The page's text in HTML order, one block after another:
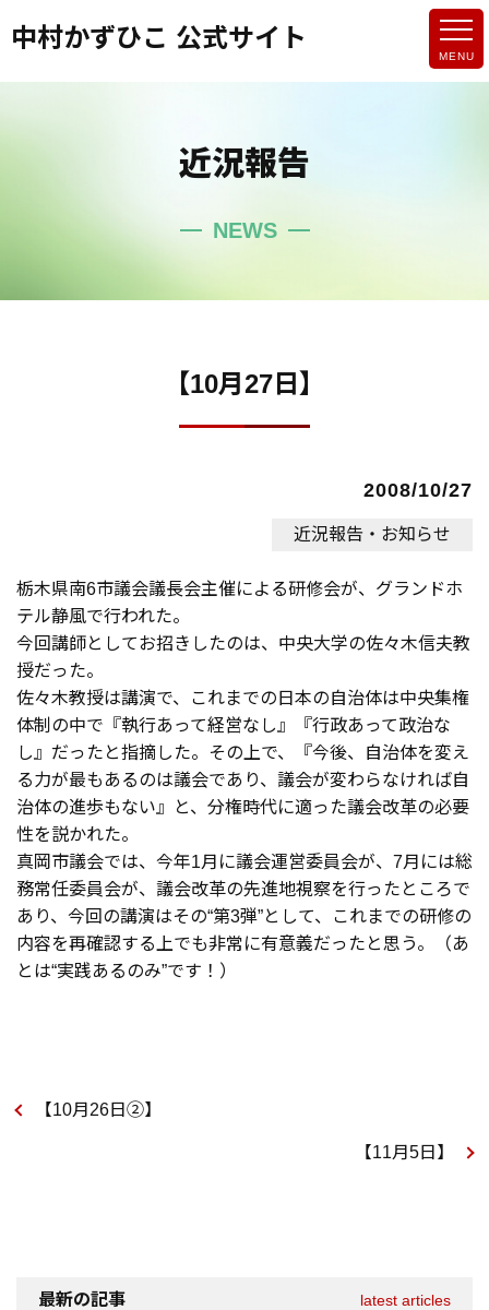
中村かずひこ 公式サイト
近況報告
NEWS
【10月27日】
2008/10/27
近況報告・お知らせ
栃木県南6市議会議長会主催による研修会が、グランドホ
テル静風で行われた。
今回講師としてお招きしたのは、中央大学の佐々木信夫教
授だった。
佐々木教授は講演で、これまでの日本の自治体は中央集権
体制の中で『執行あって経営なし』『行政あって政治な
し』だったと指摘した。その上で、『今後、自治体を変え
る力が最もあるのは議会であり、議会が変わらなければ自
治体の進歩もない』と、分権時代に適った議会改革の必要
性を説かれた。
真岡市議会では、今年1月に議会運営委員会が、7月には総
務常任委員会が、議会改革の先進地視察を行ったところで
あり、今回の講演はその“第3弾”として、これまでの研修の
内容を再確認する上でも非常に有意義だったと思う。（あ
とは“実践あるのみ”です！）
【10月26日②】
【11月5日】
最新の記事 latest articles